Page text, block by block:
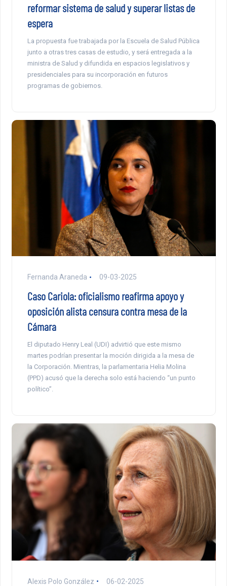
reformar sistema de salud y superar listas de
espera
La propuesta fue trabajada por la Escuela de Salud Pública
junto a otras tres casas de estudio, y será entregada a la
ministra de Salud y difundida en espacios legislativos y
presidenciales para su incorporación en futuros
programas de gobiernos.
Fernanda Araneda 09-03-2025
Caso Cariola: oficialismo reafirma apoyo y
oposición alista censura contra mesa de la
Cámara
El diputado Henry Leal (UDI) advirtió que este mismo
martes podrían presentar la moción dirigida a la mesa de
la Corporación. Mientras, la parlamentaria Helia Molina
(PPD) acusó que la derecha solo está haciendo “un punto
político”.
Alexis Polo González 06-02-2025